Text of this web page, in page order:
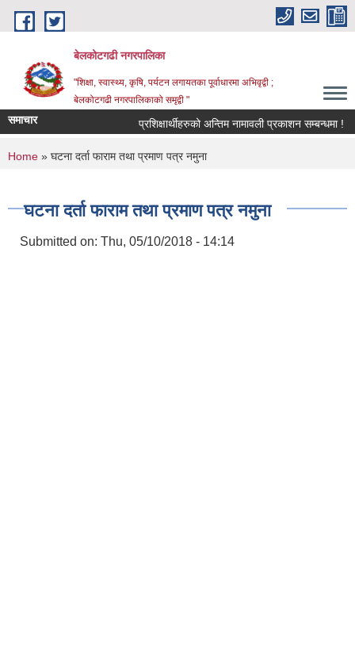
Skip to main content
बेलकोटगढी नगरपालिका
"शिक्षा, स्वास्थ्य, कृषि, पर्यटन लगायतका पूर्वाधारमा अभिवृद्वी ;
बेलकोटगढी नगरपालिकाको समृद्वी "
समाचार प्रशिक्षार्थीहरुको अन्तिम नामावली प्रकाशन सम्बन्धमा !
You are here
Home » घटना दर्ता फाराम तथा प्रमाण पत्र नमुना
घटना दर्ता फाराम तथा प्रमाण पत्र नमुना
Submitted on: Thu, 05/10/2018 - 14:14